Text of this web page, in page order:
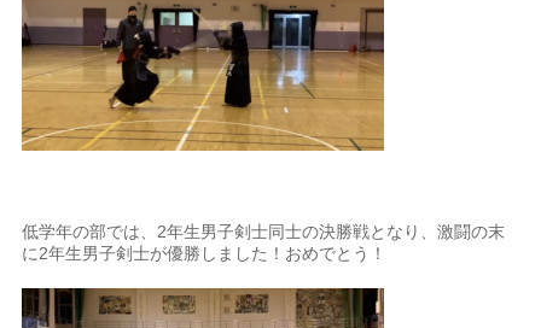
低学年の部では、 2年生男子剣士同士の決勝戦となり、激闘の末
に2年生男子剣士が優勝しました！おめでとう！